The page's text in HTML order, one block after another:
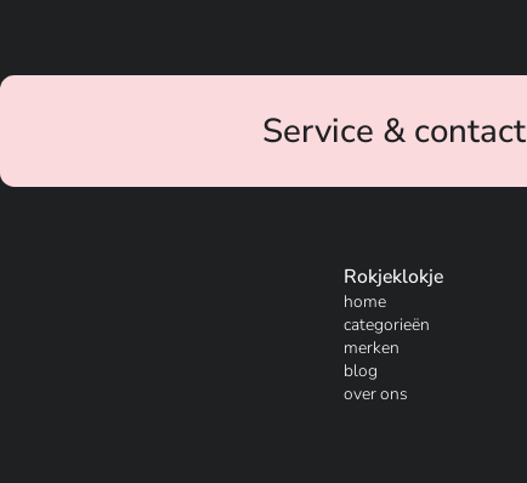
Service & contact
Rokjeklokje
home
categorieën
merken
blog
over ons